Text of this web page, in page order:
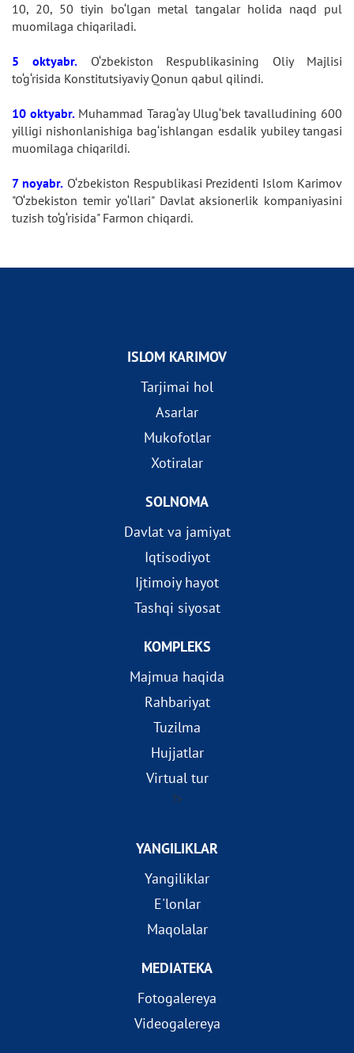
10, 20, 50 tiyin bo‘lgan metal tangalar holida naqd pul
muomilaga chiqariladi.
5 oktyabr.O‘zbekiston Respublikasining Oliy Majlisi
to‘g‘risida Konstitutsiyaviy Qonun qabul qilindi.
10 oktyabr.Muhammad Tarag‘ay Ulug‘bek tavalludining 600
yilligi nishonlanishiga bag‘ishlangan esdalik yubiley tangasi
muomilaga chiqarildi.
7 noyabr.O‘zbekiston Respublikasi Prezidenti Islom Karimov
"O‘zbekiston temir yo‘llari" Davlat aksionerlik kompaniyasini
tuzish to‘g‘risida" Farmon chiqardi.
ISLOM KARIMOV
Tarjimai hol
Asarlar
Mukofotlar
Xotiralar
SOLNOMA
Davlat va jamiyat
Iqtisodiyot
Ijtimoiy hayot
Tashqi siyosat
KOMPLEKS
Majmua haqida
Rahbariyat
Tuzilma
Hujjatlar
Virtual tur
?>
YANGILIKLAR
Yangiliklar
E'lonlar
Maqolalar
MEDIATEKA
Fotogalereya
Videogalereya